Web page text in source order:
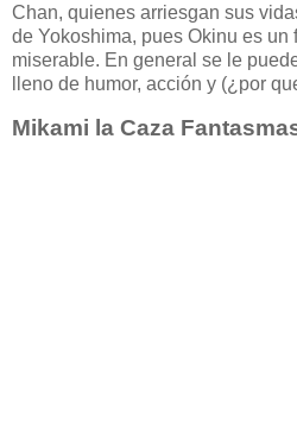
Chan, quienes arriesgan sus
de Yokoshima, pues Okinu es un
miserable. En general se le
lleno de humor, acción y (¿por
Mikami la Caza